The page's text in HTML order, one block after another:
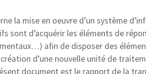
la mise en oeuvre d’un système
sont d’acquérir les éléments de
afin de disposer des
d’une nouvelle unité de
document est le rapport de la